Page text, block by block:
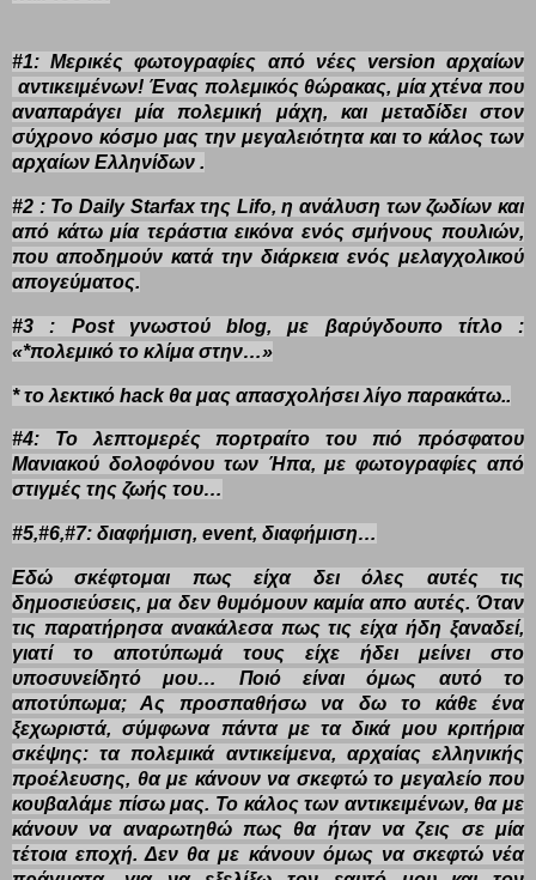
#1: Μερικές φωτογραφίες από νέες version αρχαίων
αντικειμένων! Ένας πολεμικός θώρακας, μία χτένα που
αναπαράγει μία πολεμική μάχη, και μεταδίδει στον
σύχρονο κόσμο μας την μεγαλειότητα και το κάλος των
αρχαίων Ελληνίδων .
#2 : To Daily Starfax της Lifo, η ανάλυση των ζωδίων και
από κάτω μία τεράστια εικόνα ενός σμήνους πουλιών,
που αποδημούν κατά την διάρκεια ενός μελαγχολικού
απογεύματος.
#3 : Post γνωστού blog, με βαρύγδουπο τίτλο :
«*πολεμικό το κλίμα στην…»
* το λεκτικό hack θα μας απασχολήσει λίγο παρακάτω..
#4: Το λεπτομερές πορτραίτο του πιό πρόσφατου
Μανιακού δολοφόνου των Ήπα, με φωτογραφίες από
στιγμές της ζωής του…
#5,#6,#7: διαφήμιση, event, διαφήμιση…
Εδώ σκέφτομαι πως είχα δει όλες αυτές τις
δημοσιεύσεις, μα δεν θυμόμουν καμία απο αυτές. Όταν
τις παρατήρησα ανακάλεσα πως τις είχα ήδη ξαναδεί,
γιατί το αποτύπωμά τους είχε ήδει μείνει στο
υποσυνείδητό μου… Ποιό είναι όμως αυτό το
αποτύπωμα; Ας προσπαθήσω να δω το κάθε ένα
ξεχωριστά, σύμφωνα πάντα με τα δικά μου κριτήρια
σκέψης: τα πολεμικά αντικείμενα, αρχαίας ελληνικής
προέλευσης, θα με κάνουν να σκεφτώ το μεγαλείο που
κουβαλάμε πίσω μας. Το κάλος των αντικειμένων, θα με
κάνουν να αναρωτηθώ πως θα ήταν να ζεις σε μία
τέτοια εποχή. Δεν θα με κάνουν όμως να σκεφτώ νέα